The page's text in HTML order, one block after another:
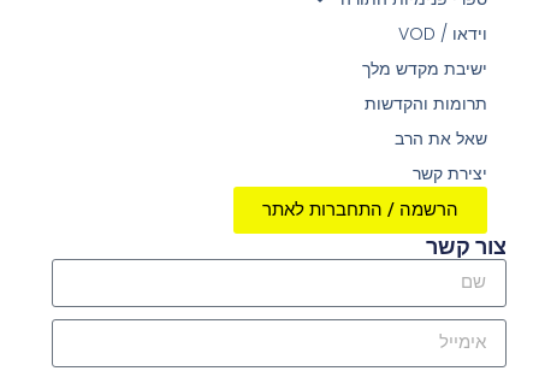
וידאו / VOD
ישיבת מקדש מלך
תרומות והקדשות
שאל את הרב
יצירת קשר
הרשמה / התחברות לאתר
צור קשר